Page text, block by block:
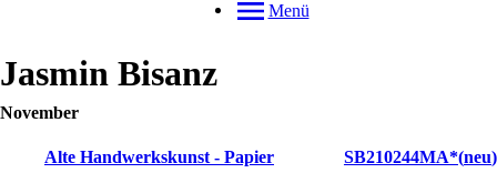
Menü
Jasmin Bisanz
November
Alte Handwerkskunst - Papier
SB210244MA* neu